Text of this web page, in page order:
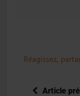
Réagissez,
Article